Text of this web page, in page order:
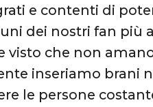
e contenti di
dei nostri fan più
visto che non
inseriamo brani
le persone